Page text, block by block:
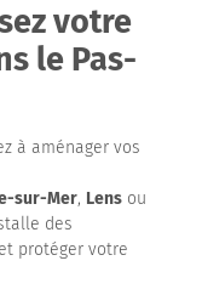
votre
le Pas-
à aménager vos
sur-Mer, Lens ou
des
protéger votre